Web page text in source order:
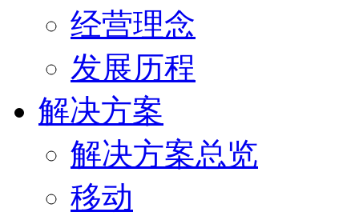
经营理念
发展历程
解决方案
解决方案总览
移动